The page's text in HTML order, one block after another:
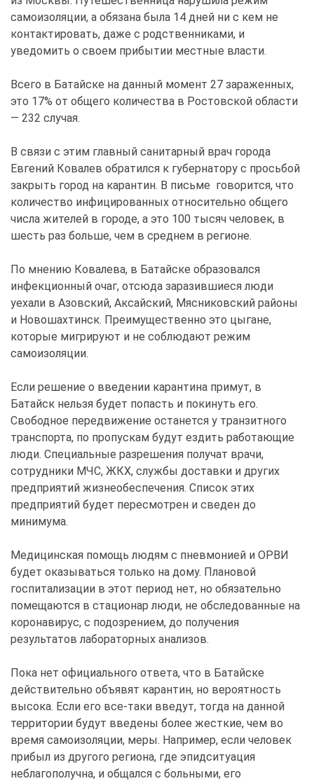
самоизоляции, а обязана была 14 дней ни с кем не
контактировать, даже с родственниками, и
уведомить о своем прибытии местные власти.
Всего в Батайске на данный момент 27 зараженных,
это 17% от общего количества в Ростовской области
— 232 случая.
В связи с этим главный санитарный врач города
Евгений Ковалев обратился к губернатору с просьбой
закрыть город на карантин. В письме говорится, что
количество инфицированных относительно общего
числа жителей в городе, а это 100 тысяч человек, в
шесть раз больше, чем в среднем в регионе.
По мнению Ковалева, в Батайске образовался
инфекционный очаг, отсюда заразившиеся люди
уехали в Азовский, Аксайский, Мясниковский районы
и Новошахтинск. Преимущественно это цыгане,
которые мигрируют и не соблюдают режим
самоизоляции.
Если решение о введении карантина примут, в
Батайск нельзя будет попасть и покинуть его.
Свободное передвижение останется у транзитного
транспорта, по пропускам будут ездить работающие
люди. Специальные разрешения получат врачи,
сотрудники МЧС, ЖКХ, службы доставки и других
предприятий жизнеобеспечения. Список этих
предприятий будет пересмотрен и сведен до
минимума.
Медицинская помощь людям с пневмонией и ОРВИ
будет оказываться только на дому. Плановой
госпитализации в этот период нет, но обязательно
помещаются в стационар люди, не обследованные на
коронавирус, с подозрением, до получения
результатов лабораторных анализов.
Пока нет официального ответа, что в Батайске
действительно объявят карантин, но вероятность
высока. Если его все-таки введут, тогда на данной
территории будут введены более жесткие, чем во
время самоизоляции, меры. Например, если человек
прибыл из другого региона, где эпидситуация
неблагополучна, и общался с больными, его